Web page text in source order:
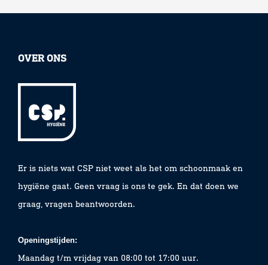
OVER ONS
Er is niets wat CSP niet weet als het om schoonmaak en
hygiëne gaat. Geen vraag is ons te gek. En dat doen we
graag, vragen beantwoorden.
Openingstijden:
Maandag t/m vrijdag van 08:00 tot 17:00 uur.